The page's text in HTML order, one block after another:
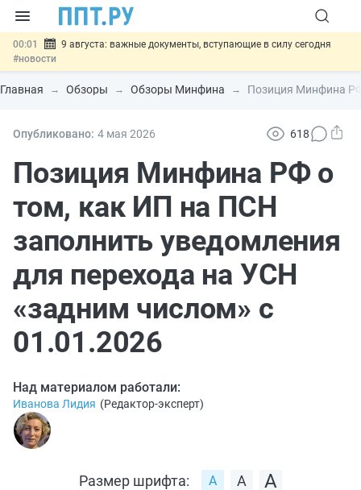
00:01
9 августа: важные документы, вступающие в силу сегодня
#новости
07.08 Подписан закон о блокировке продажи опасных товаров через
«Честный знак»#новости
07.08 Госпошлину за устранение ошибок в документах предлагают
07.08
Разработают единые критерии трудовых и ГПХ-
отношений #новости
Главная Обзоры Обзоры Минфина Позиция Минфина
Опубликовано: 4 мая 2026 618
Позиция Минфина РФ о
том, как ИП на ПСН
заполнить уведомления
для перехода на УСН
«задним числом» с
01.01.2026
Над материалом работали:
Иванова Лидия (Редактор-эксперт)
Размер шрифта: